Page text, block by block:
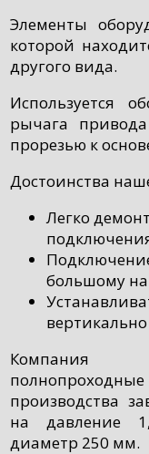
Элементы
которой
другого вида.
Используется
рычага
прорезью к
Достоинства
Легко
большому
Компания
производства
на давление
диаметр 250 мм.